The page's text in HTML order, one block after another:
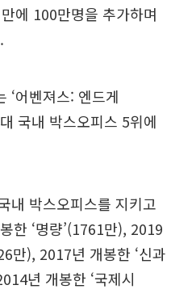
에 100만명을 추가하며
‘어벤져스: 엔드게
국내 박스오피스 5위에
내 박스오피스를 지키고
한 ‘명량’(1761만), 2019
만), 2017년 개봉한 ‘신과
년 개봉한 ‘국제시